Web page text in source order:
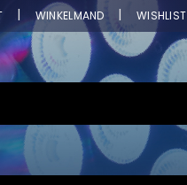
WINKELMAND WISHLIST